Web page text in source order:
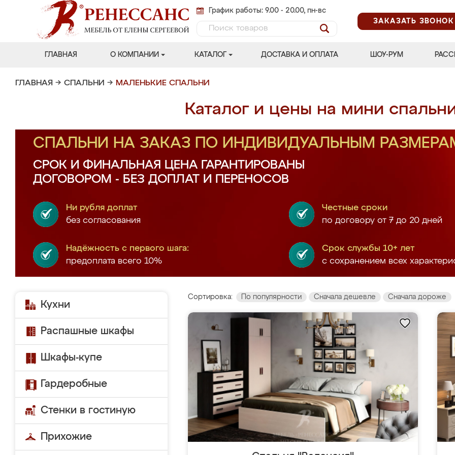
График работы: 9.00 - 20.00, пн-вс
ЗАКАЗАТЬ ЗВОНОК
ГЛАВНАЯ О КОМПАНИИ КАТАЛОГ ДОСТАВКА И ОПЛАТА ШОУ-РУМ
ГЛАВНАЯ → СПАЛЬНИ → МАЛЕНЬКИЕ СПАЛЬНИ
Каталог и цены на мини
СПАЛЬНИ НА ЗАКАЗ ПО ИНДИВИДУАЛЬНЫМ
СРОК И ФИНАЛЬНАЯ ЦЕНА ГАРАНТИРОВАНЫ
ДОГОВОРОМ - БЕЗ ДОПЛАТ И ПЕРЕНОСОВ
Ни рубля доплат
без согласования
Честные сроки
по договору от 7 до 20 дней
Надёжность с первого шага:
предоплата всего 10%
Срок службы 10+ лет
с сохранением всех
Кухни
Распашные шкафы
Шкафы-купе
Гардеробные
Стенки в гостиную
Прихожие
Сортировка: По популярности Сначала дешевле Сначала дороже